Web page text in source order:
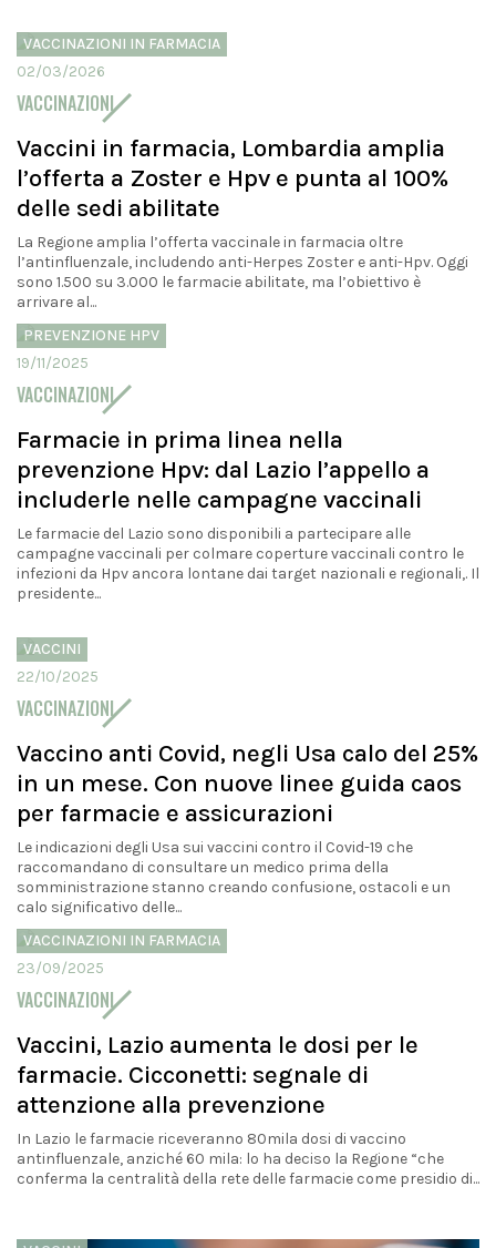
VACCINAZIONI IN FARMACIA
02/03/2026
VACCINAZIONI
Vaccini in farmacia, Lombardia amplia
l’offerta a Zoster e Hpv e punta al 100%
delle sedi abilitate
La Regione amplia l’offerta vaccinale in farmacia oltre
l’antinfluenzale, includendo anti-Herpes Zoster e anti-Hpv. Oggi
sono 1.500 su 3.000 le farmacie abilitate, ma l’obiettivo è
arrivare al...
PREVENZIONE HPV
19/11/2025
VACCINAZIONI
Farmacie in prima linea nella
prevenzione Hpv: dal Lazio l’appello a
includerle nelle campagne vaccinali
Le farmacie del Lazio sono disponibili a partecipare alle
campagne vaccinali per colmare coperture vaccinali contro le
infezioni da Hpv ancora lontane dai target nazionali e regionali,. Il
presidente...
VACCINI
22/10/2025
VACCINAZIONI
Vaccino anti Covid, negli Usa calo del 25%
in un mese. Con nuove linee guida caos
per farmacie e assicurazioni
Le indicazioni degli Usa sui vaccini contro il Covid-19 che
raccomandano di consultare un medico prima della
somministrazione stanno creando confusione, ostacoli e un
calo significativo delle...
VACCINAZIONI IN FARMACIA
23/09/2025
VACCINAZIONI
Vaccini, Lazio aumenta le dosi per le
farmacie. Cicconetti: segnale di
attenzione alla prevenzione
In Lazio le farmacie riceveranno 80mila dosi di vaccino
antinfluenzale, anziché 60 mila: lo ha deciso la Regione “che
conferma la centralità della rete delle farmacie come presidio di...